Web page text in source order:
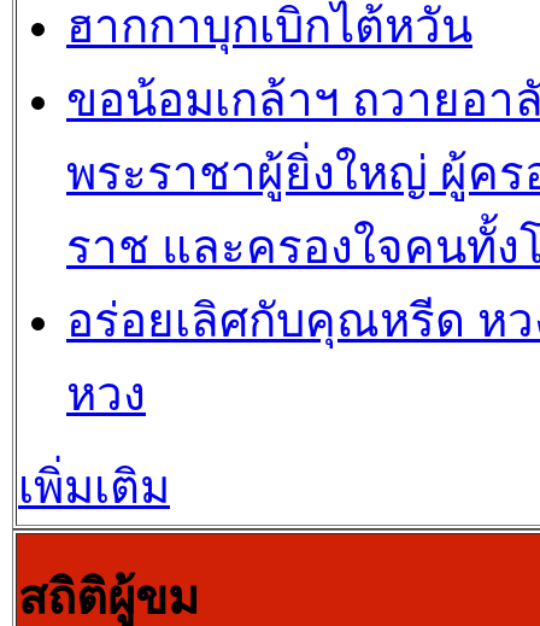
ฮากกาบุกเบิกไต้หวัน
ขอน้อมเกล้าฯ ถวายอา
พระราชาผู้ยิ่งใหญ่ ผู้คร
ราช และครองใจคนทั้ง
อร่อยเลิศกับคุณหรีด หว
หวง
เพิ่มเติม
สถิติผู้ขม